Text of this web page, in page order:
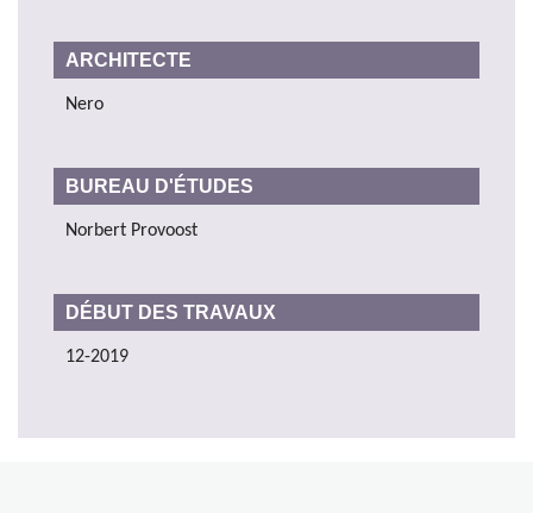
ARCHITECTE
Nero
BUREAU D'ÉTUDES
Norbert Provoost
DÉBUT DES TRAVAUX
12-2019